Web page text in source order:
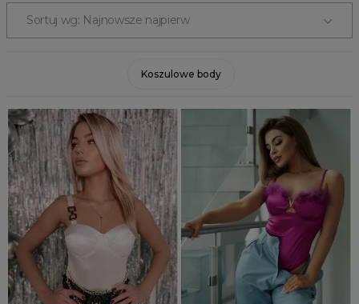
Koszulowe body
ROZMIAR
CENA
ODZIEŻ
body
Odzież damska
Sortuj wg: Najnowsze najpierw
Koszulowe body